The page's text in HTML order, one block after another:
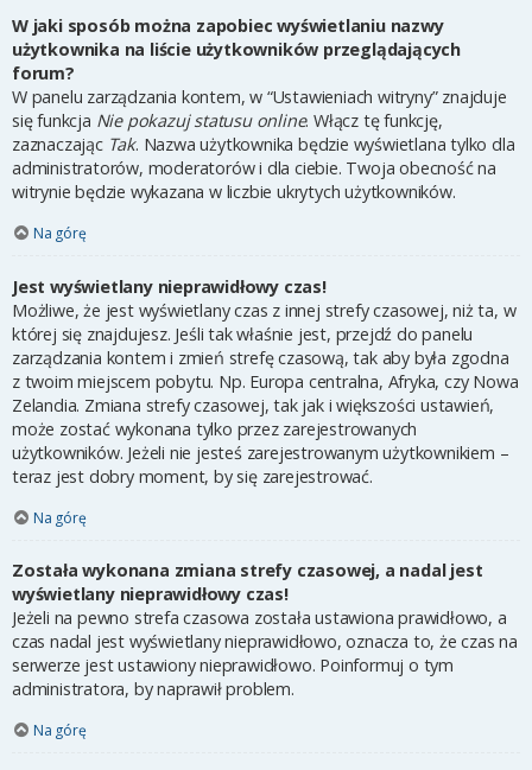
W jaki sposób można zapobiec wyświetlaniu nazwy
użytkownika na liście użytkowników przeglądających
forum?
W panelu zarządzania kontem, w “Ustawieniach witryny” znajduje
się funkcja Nie pokazuj statusu online. Włącz tę funkcję,
zaznaczając Tak. Nazwa użytkownika będzie wyświetlana tylko dla
administratorów, moderatorów i dla ciebie. Twoja obecność na
witrynie będzie wykazana w liczbie ukrytych użytkowników.
Na górę
Jest wyświetlany nieprawidłowy czas!
Możliwe, że jest wyświetlany czas z innej strefy czasowej, niż ta, w
której się znajdujesz. Jeśli tak właśnie jest, przejdź do panelu
zarządzania kontem i zmień strefę czasową, tak aby była zgodna
z twoim miejscem pobytu. Np. Europa centralna, Afryka, czy Nowa
Zelandia. Zmiana strefy czasowej, tak jak i większości ustawień,
może zostać wykonana tylko przez zarejestrowanych
użytkowników. Jeżeli nie jesteś zarejestrowanym użytkownikiem –
teraz jest dobry moment, by się zarejestrować.
Na górę
Została wykonana zmiana strefy czasowej, a nadal jest
wyświetlany nieprawidłowy czas!
Jeżeli na pewno strefa czasowa została ustawiona prawidłowo, a
czas nadal jest wyświetlany nieprawidłowo, oznacza to, że czas na
serwerze jest ustawiony nieprawidłowo. Poinformuj o tym
administratora, by naprawił problem.
Na górę